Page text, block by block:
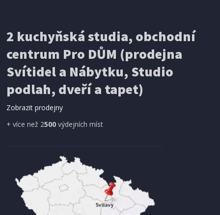
2 kuchyňská studia, obchodní
centrum Pro DŮM (prodejna
Svítidel a Nábytku, Studio
podlah, dveří a tapet)
Zobrazit prodejny
+ více než 2500 výdejních míst